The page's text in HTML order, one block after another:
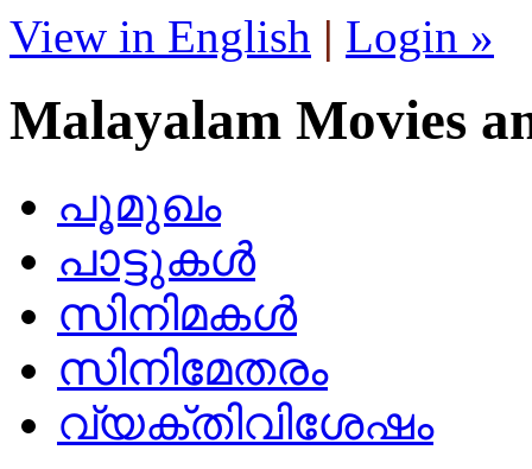
View in English | Login »
Malayalam Movies
പൂമുഖം
പാട്ടുകള്‍
സിനിമകള്‍
സിനിമേതരം
വ്യക്തിവിശേഷം